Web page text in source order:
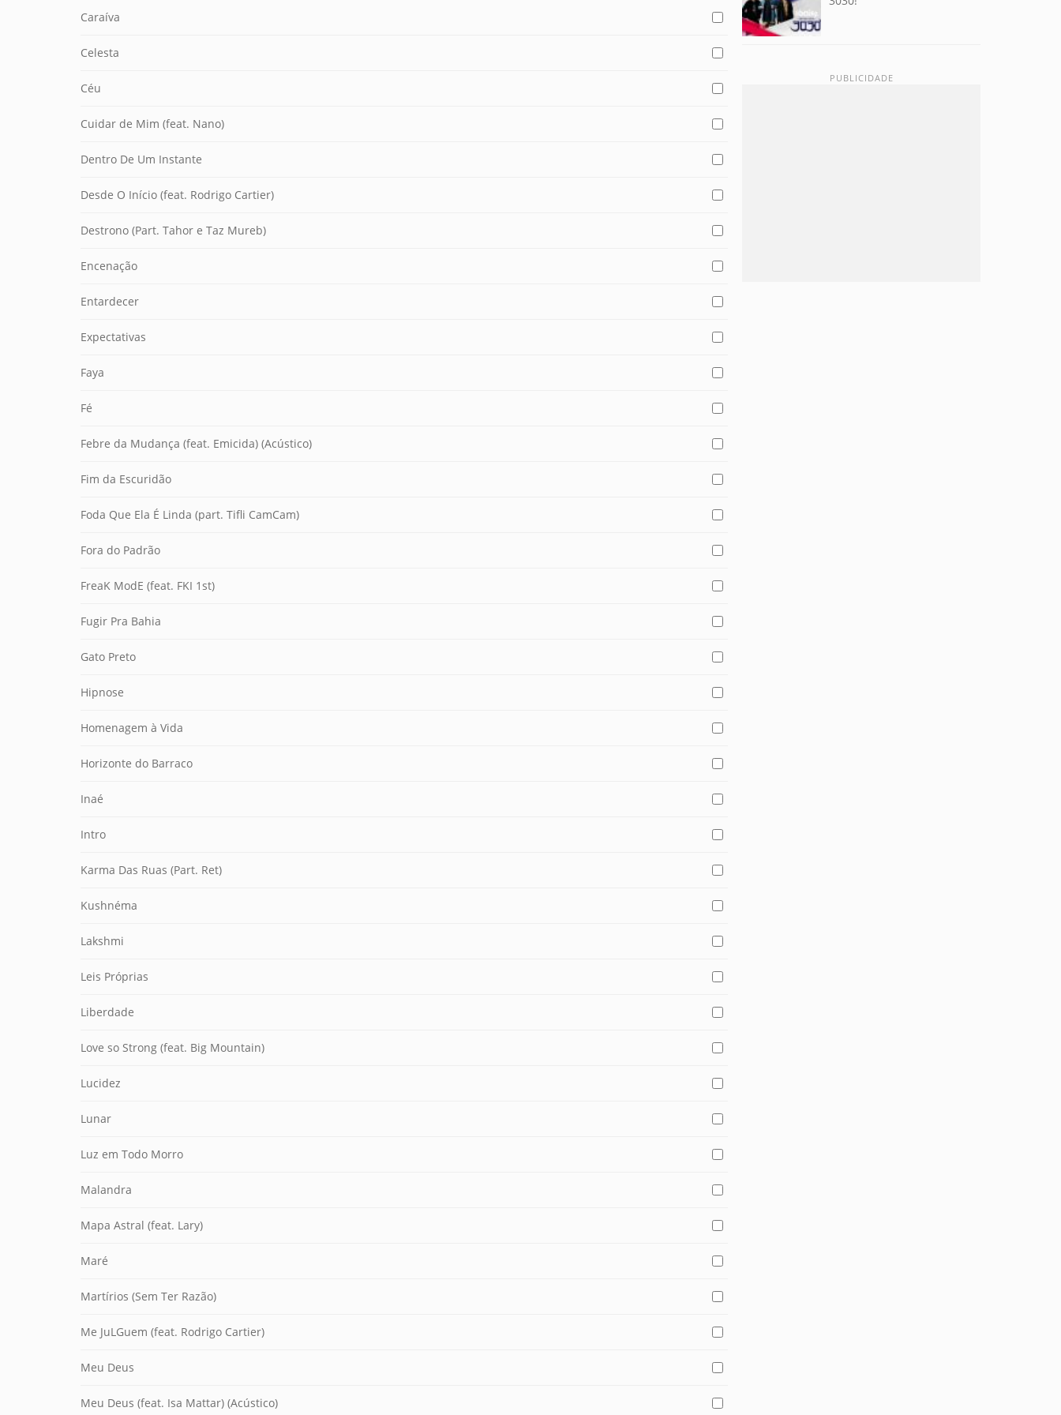
Caraíva
Celesta
Céu
Cuidar de Mim (feat. Nano)
Dentro De Um Instante
Desde O Início (feat. Rodrigo Cartier)
Destrono (Part. Tahor e Taz Mureb)
Encenação
Entardecer
Expectativas
Faya
Fé
Febre da Mudança (feat. Emicida) (Acústico)
Fim da Escuridão
Foda Que Ela É Linda (part. Tifli CamCam)
Fora do Padrão
FreaK ModE (feat. FKI 1st)
Fugir Pra Bahia
Gato Preto
Hipnose
Homenagem à Vida
Horizonte do Barraco
Inaé
Intro
Karma Das Ruas (Part. Ret)
Kushnéma
Lakshmi
Leis Próprias
Liberdade
Love so Strong (feat. Big Mountain)
Lucidez
Lunar
Luz em Todo Morro
Malandra
Mapa Astral (feat. Lary)
Maré
Martírios (Sem Ter Razão)
Me JuLGuem (feat. Rodrigo Cartier)
Meu Deus
Meu Deus (feat. Isa Mattar) (Acústico)